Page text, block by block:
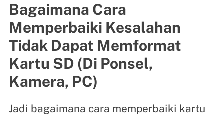
Bagaimana Cara
Memperbaiki Kesalahan
Tidak Dapat Memformat
Kartu SD (Di Ponsel,
Kamera, PC)
Jadi bagaimana cara memperbaiki kartu